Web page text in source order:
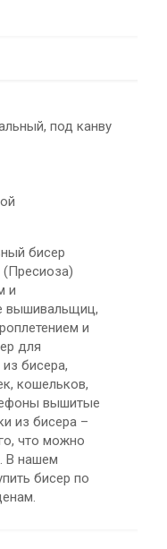
под канву
бисер
и
вышивальщиц,
и
для
бисера,
кошельков,
вышитые
из бисера –
что можно
В нашем
бисер по